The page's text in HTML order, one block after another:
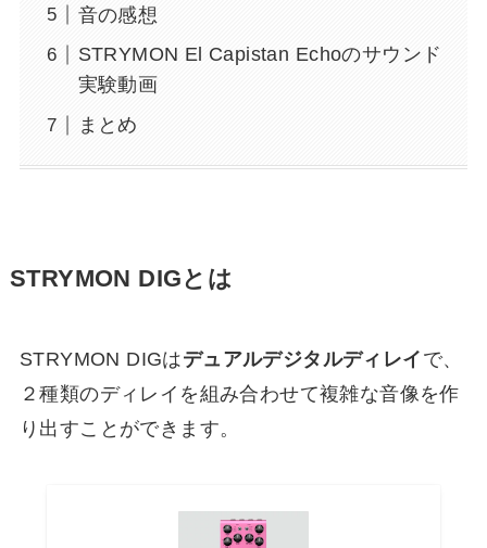
音の感想
STRYMON El Capistan Echoのサウンド
実験動画
まとめ
STRYMON DIGとは
STRYMON DIGはデュアルデジタルディレイ で、
２種類のディレイを組み合わせて複雑な音像を作
り出すことができます。